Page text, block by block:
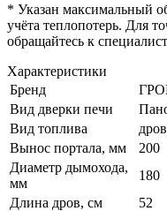
* Указан максимальный
учёта теплопотерь. Для
обращайтесь к
Характеристики
Бренд
Вид дверки печи
Вид топлива
Вынос портала, мм
200
Диаметр дымохода,
мм
180
Длина дров, см
52